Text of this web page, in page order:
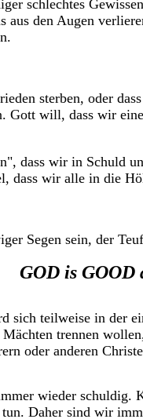
schlechtes
aus den Augen
sterben, oder
Gott will, dass wir
dass wir in Schuld
dass wir alle in die
Segen sein, der
GOD is
sich teilweise in der
trennen
oder anderen
wieder schuldig.
Daher sind wir